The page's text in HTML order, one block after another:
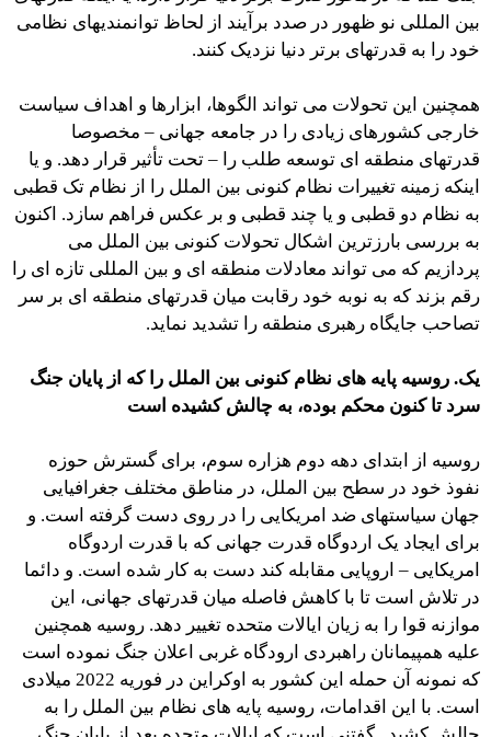
بین المللی نو ظهور در صدد برآیند از لحاظ توانمندیهای نظامی
خود را به قدرتهای برتر دنیا نزدیک كنند.
همچنین این تحولات می تواند الگوها، ابزارها و اهداف سیاست
خارجی کشورهای زیادی را در جامعه جهانی – مخصوصا
قدرتهای منطقه ای توسعه طلب را – تحت تأثیر قرار دهد. و یا
اینکه زمینه تغییرات نظام کنونی بین الملل را از نظام تک قطبی
به نظام دو قطبی و یا چند قطبی و بر عکس فراهم سازد. اکنون
به بررسی بارزترین اشکال تحولات کنونی بین الملل می
پردازیم که می تواند معادلات منطقه ای و بین المللی تازه ای را
رقم بزند که به نوبه خود رقابت میان قدرتهای منطقه ای بر سر
تصاحب جایگاه رهبری منطقه را تشدید نماید.
یک. روسیه پایه های نظام کنونی بین الملل را که از پایان جنگ
سرد تا کنون محکم بوده، به چالش کشیده است
روسیه از ابتدای دهه دوم هزاره سوم، برای گسترش حوزه
نفوذ خود در سطح بین الملل، در مناطق مختلف جغرافیایی
جهان سیاستهای ضد امریکایی را در روی دست گرفته است. و
برای ایجاد یک اردوگاه قدرت جهانی که با قدرت اردوگاه
امریکایی – اروپایی مقابله کند دست به کار شده است. و دائما
در تلاش است تا با کاهش فاصله میان قدرتهای جهانی، این
موازنه قوا را به زیان ایالات متحده تغییر دهد. روسیه همچنین
علیه همپیمانان راهبردی ارودگاه غربی اعلان جنگ نموده است
که نمونه آن حمله این کشور به اوکراین در فوریه 2022 میلادی
است. با این اقدامات، روسیه پایه های نظام بین الملل را به